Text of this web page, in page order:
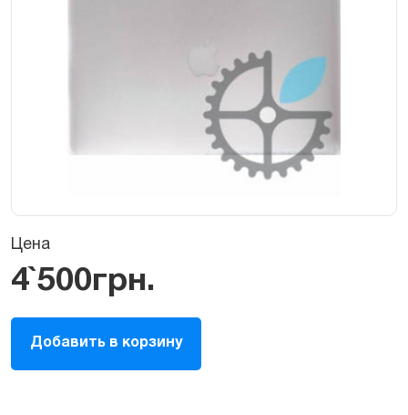
Цена
4`500грн.
Корпус
(верхняя
крышка)
Добавить в корзину